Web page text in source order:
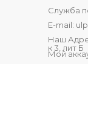
Служба
E-mail:
Наш
к 3, лит Б
Мой